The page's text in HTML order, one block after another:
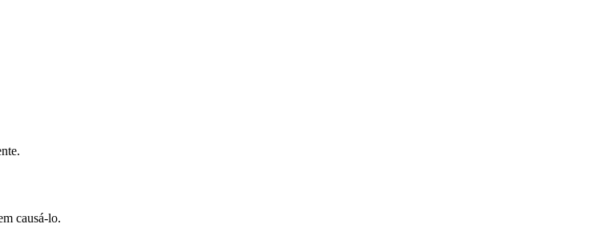
causá-lo.